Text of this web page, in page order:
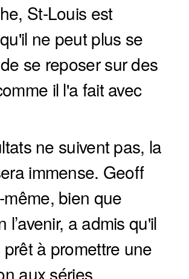
St-Louis est
ne peut plus se
se reposer sur des
il l'a fait avec
ne suivent pas, la
immense. Geoff
bien que
l’avenir, a admis qu'il
à promettre une
aux séries